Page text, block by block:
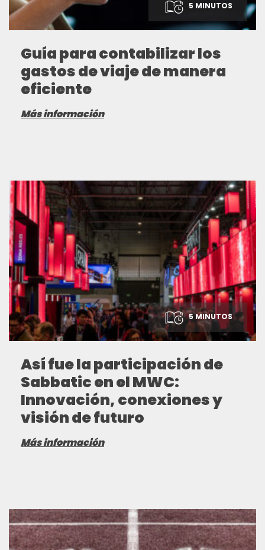
5 MINUTOS
Guía para contabilizar los
gastos de viaje de manera
eficiente
Más información
5 MINUTOS
Así fue la participación de
Sabbatic en el MWC:
Innovación, conexiones y
visión de futuro
Más información